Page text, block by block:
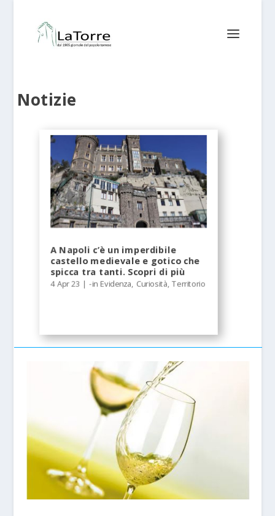
Notizie
A Napoli c’è un imperdibile
castello medievale e gotico che
spicca tra tanti. Scopri di più
4 Apr 23 |-in Evidenza, Curiosità,Territorio